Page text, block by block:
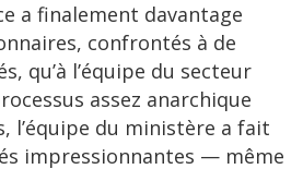
a finalement davantage
confrontés à de
qu’à l’équipe du secteur
assez anarchique
l’équipe du ministère a fait
impressionnantes — même